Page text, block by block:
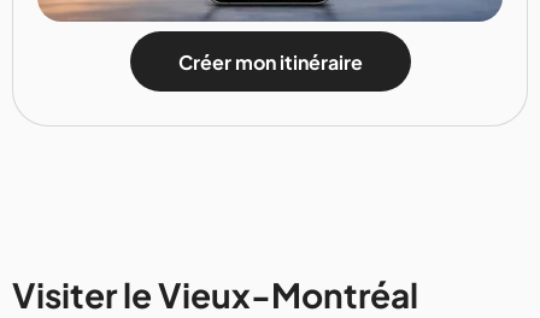
Créer mon itinéraire
Visiter le Vieux-Montréal